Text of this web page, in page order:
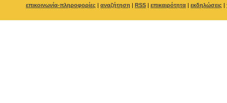
επικοινωνία-πληροφορίες | αναζήτηση | RSS | επικαιρότητα | εκδηλώσεις |